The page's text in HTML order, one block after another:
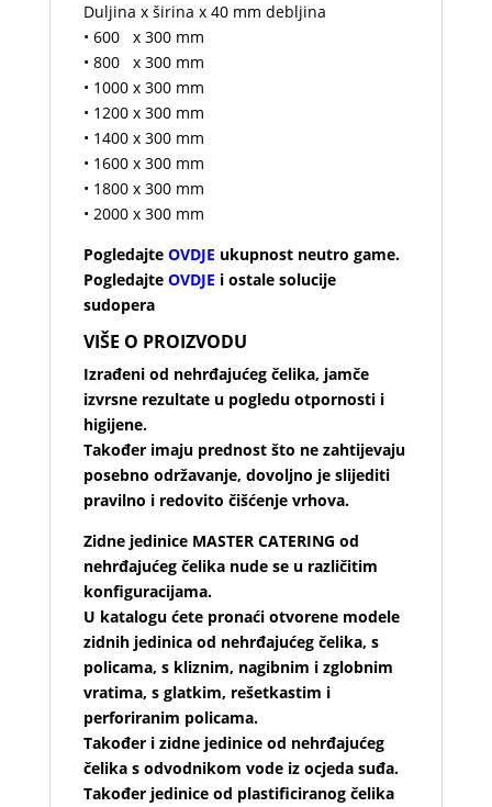
Duljina x širina x 40 mm debljina
• 600 x 300 mm
• 800 x 300 mm
• 1000 x 300 mm
• 1200 x 300 mm
• 1400 x 300 mm
• 1600 x 300 mm
• 1800 x 300 mm
• 2000 x 300 mm
Pogledajte OVDJE ukupnost neutro game.
Pogledajte OVDJE i ostale solucije
sudopera
VIŠE O PROIZVODU
Izrađeni od nehrđajućeg čelika, jamče
izvrsne rezultate u pogledu otpornosti i
higijene.
Također imaju prednost što ne zahtijevaju
posebno održavanje, dovoljno je slijediti
pravilno i redovito čišćenje vrhova.
Zidne jedinice MASTER CATERING od
nehrđajućeg čelika nude se u različitim
konfiguracijama.
U katalogu ćete pronaći otvorene modele
zidnih jedinica od nehrđajućeg čelika, s
policama, s kliznim, nagibnim i zglobnim
vratima, s glatkim, rešetkastim i
perforiranim policama.
Također i zidne jedinice od nehrđajućeg
čelika s odvodnikom vode iz ocjeda suđa.
Također jedinice od plastificiranog čelika